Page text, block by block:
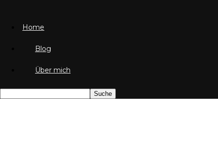
Home
Blog
Über mich